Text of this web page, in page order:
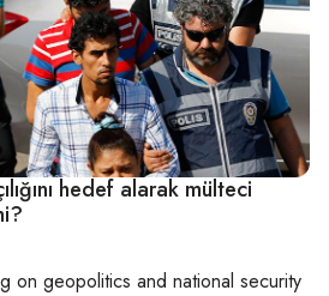
hedef alarak mülteci
on geopolitics and national security